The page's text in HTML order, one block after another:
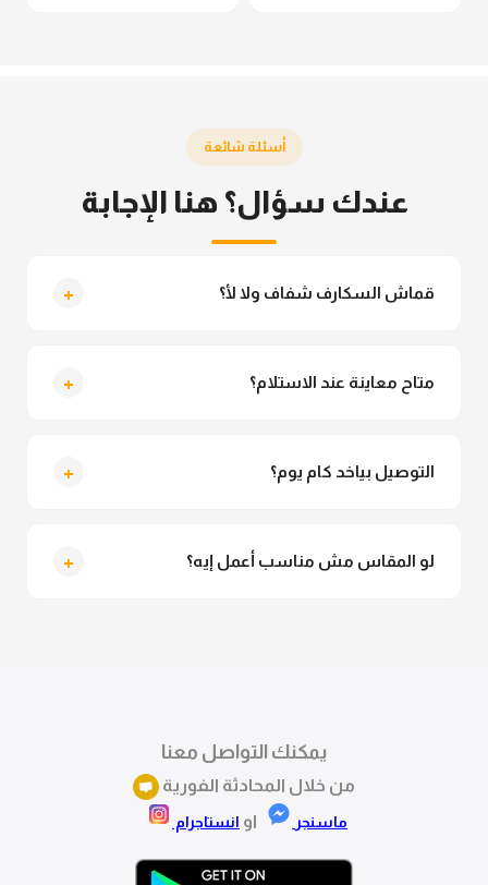
أسئلة شائعة
عندك سؤال؟ هنا الإجابة
قماش السكارف شفاف ولا لأ؟ +
متاح معاينة عند الاستلام؟ +
التوصيل بياخد كام يوم؟ +
لو المقاس مش مناسب أعمل إيه؟ +
يمكنك التواصل معنا
من خلال المحادثة الفورية
ماسنجر او انستاجرام